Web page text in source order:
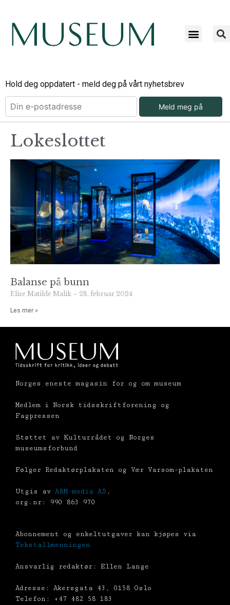
Hold deg oppdatert - meld deg på vårt nyhetsbrev
Meld meg på
Lokeslottet
Balanse på bunn
Elise Matilde Malik 28. februar 2024
Les mer »
Norges eneste magasin for og om museum
Medlem i Norsk tidsskriftforening og
Fagpressen
Støttet av Kulturrådet og Norges
museumsforbund
Følger Redaktørplakaten og Vær Varsom-plakaten
Utgis av ABM-media AS ,
org.nr: 990 863 970
Abonnement og enkeltutgaver kan kjøpes via
Tekstallmenningen
Ansvarlig redaktør: Ellen Lange
Adresse: Akersgata 43, 0158 Oslo
Telefon: +47 482 58 183